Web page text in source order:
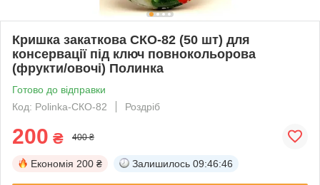
Кришка закаткова СКО-82 (50 шт) для
консервації під ключ повнокольорова
(фрукти/овочі) Полинка
Готово до відправки
Код: Polinka-СКО-82
Роздріб
200 ₴ 400 ₴
Економія 200 ₴ Залишилось 09:46:46